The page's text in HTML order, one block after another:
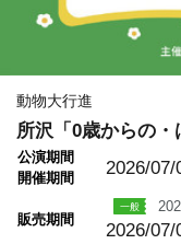
動物大行進
所沢「0歳からの・
公演期間
開催期間
2026/07/
販売期間
2026/